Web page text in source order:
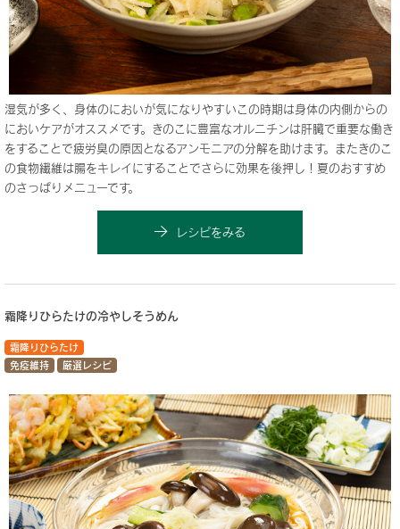
湿気が多く、身体のにおいが気になりやすいこの時期は身体の内側からの
においケアがオススメです。きのこに豊富なオルニチンは肝臓で重要な働き
をすることで疲労臭の原因となるアンモニアの分解を助けます。またきのこ
の食物繊維は腸をキレイにすることでさらに効果を後押し！夏のおすすめ
のさっぱりメニューです。
レシピをみる
霜降りひらたけの冷やしそうめん
霜降りひらたけ
免疫維持
厳選レシピ